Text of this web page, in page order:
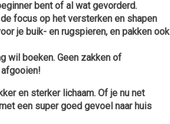
bent of al wat gevorderd.
focus op het versterken en shapen
je buik- en rugspieren, en pakken ook
wil boeken. Geen zakken of
en sterker lichaam. Of je nu net
een super goed gevoel naar huis